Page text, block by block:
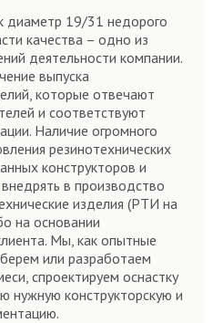
диаметр 19/31 недорого
качества – одно из
деятельности компании.
выпуска
которые отвечают
и соответствуют
Наличие огромного
резинотехнических
конструкторов и
в производство
изделия (РТИ на
на основании
Мы, как опытные
или разработаем
спроектируем оснастку
нужную конструкторскую и